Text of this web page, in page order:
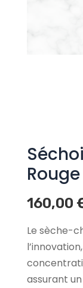
Rouge
160,00
Le sèche-
assurant